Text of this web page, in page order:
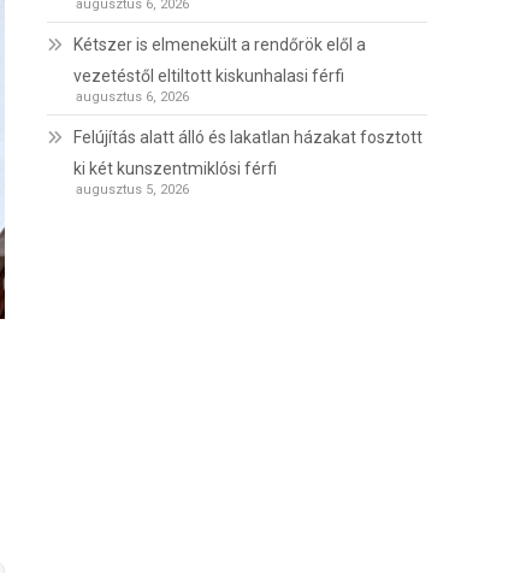
augusztus 6, 2026
Kétszer is elmenekült a rendőrök elől a
vezetéstől eltiltott kiskunhalasi férfi
augusztus 6, 2026
Felújítás alatt álló és lakatlan házakat fosztott
ki két kunszentmiklósi férfi
augusztus 5, 2026